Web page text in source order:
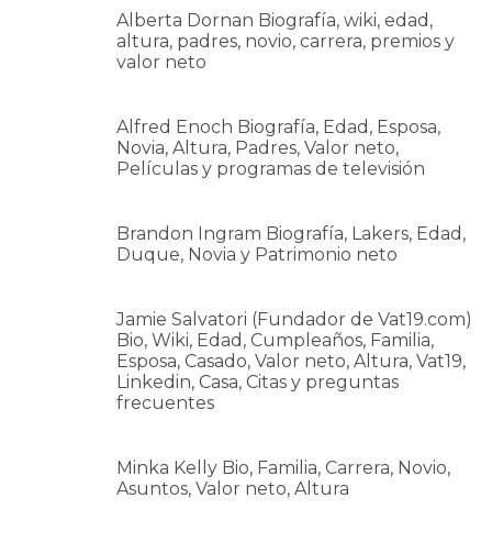
Alberta Dornan Biografía, wiki, edad,
altura, padres, novio, carrera, premios y
valor neto
Alfred Enoch Biografía, Edad, Esposa,
Novia, Altura, Padres, Valor neto,
Películas y programas de televisión
Brandon Ingram Biografía, Lakers, Edad,
Duque, Novia y Patrimonio neto
Jamie Salvatori (Fundador de Vat19.com)
Bio, Wiki, Edad, Cumpleaños, Familia,
Esposa, Casado, Valor neto, Altura, Vat19,
Linkedin, Casa, Citas y preguntas
frecuentes
Minka Kelly Bio, Familia, Carrera, Novio,
Asuntos, Valor neto, Altura